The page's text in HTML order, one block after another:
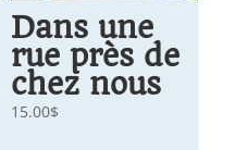
Dans une
rue près de
chez nous
15.00$